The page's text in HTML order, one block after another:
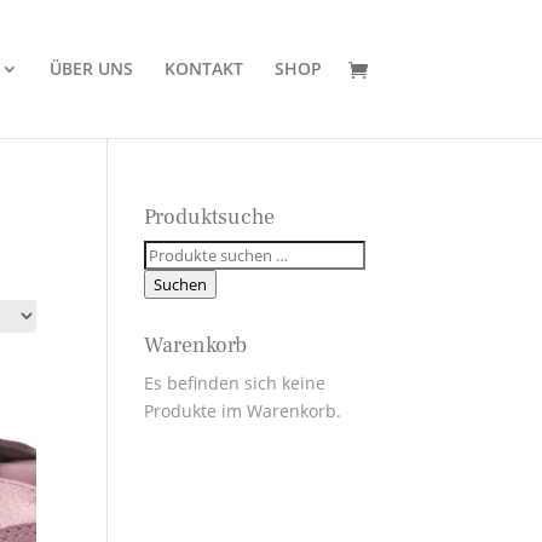
ÜBER UNS KONTAKT SHOP
Produktsuche
Suchen
nach:
Suchen
Warenkorb
Es befinden sich keine
Produkte im Warenkorb.